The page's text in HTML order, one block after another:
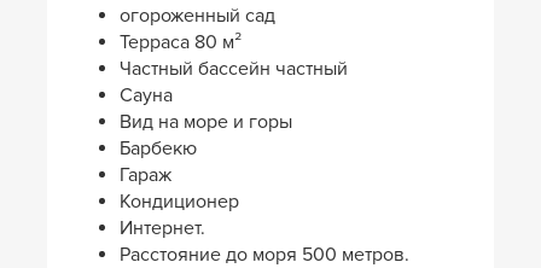
огороженный сад
Терраса 80 м²
Частный бассейн частный
Сауна
Вид на море и горы
Барбекю
Гараж
Кондиционер
Интернет.
Расстояние до моря 500 метров.